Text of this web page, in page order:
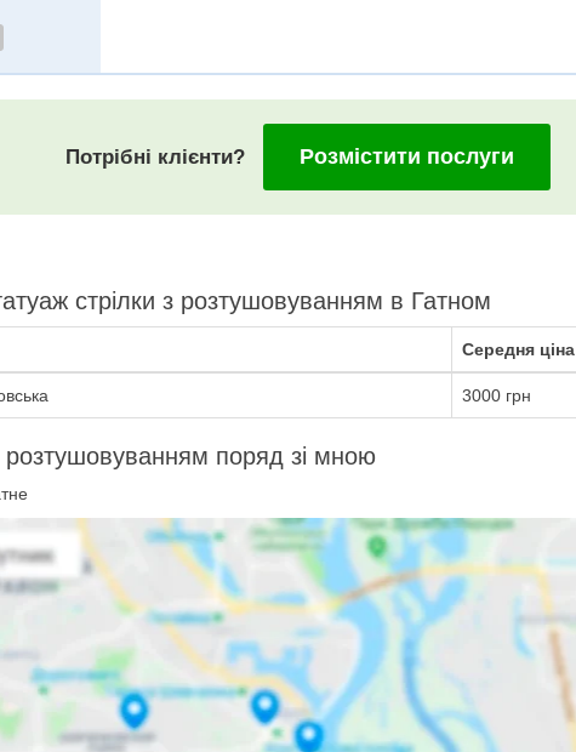
Потрібні клієнти? Розмістити послуги
стрілки з розтушовуванням в Гатном
Середня ціна
3000 грн
розтушовуванням поряд зі мною